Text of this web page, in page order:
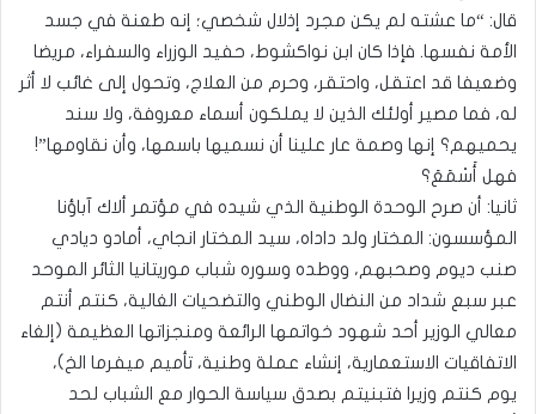
قال: “ما عشته لم يكن مجرد إذلال شخصي؛ إنه طعنة في جسد
الأمة نفسها. فإذا كان ابن نواكشوط، حفيد الوزراء والسفراء، مريضا
وضعيفا قد اعتقل، واحتقر، وحرم من العلاج، وتحول إلى غائب لا أثر
له، فما مصير أولئك الذين لا يملكون أسماء معروفة، ولا سند
يحميهم؟ إنها وصمة عار علينا أن نسميها باسمها، وأن نقاومها”!
فهل أَسْمَعَ؟
ثانيا: أن صرح الوحدة الوطنية الذي شيده في مؤتمر ألاك آباؤنا
المؤسسون: المختار ولد داداه، سيد المختار انجاي، أمادو ديادي
صنب ديوم وصحبهم، ووطده وسوره شباب موريتانيا الثائر الموحد
عبر سبع شداد من النضال الوطني والتضحيات الغالية، كنتم أنتم
معالي الوزير أحد شهود خواتمها الرائعة ومنجزاتها العظيمة (إلغاء
الاتفاقيات الاستعمارية، إنشاء عملة وطنية، تأميم ميفرما الخ)،
يوم كنتم وزيرا فتبنيتم بصدق سياسة الحوار مع الشباب لحد